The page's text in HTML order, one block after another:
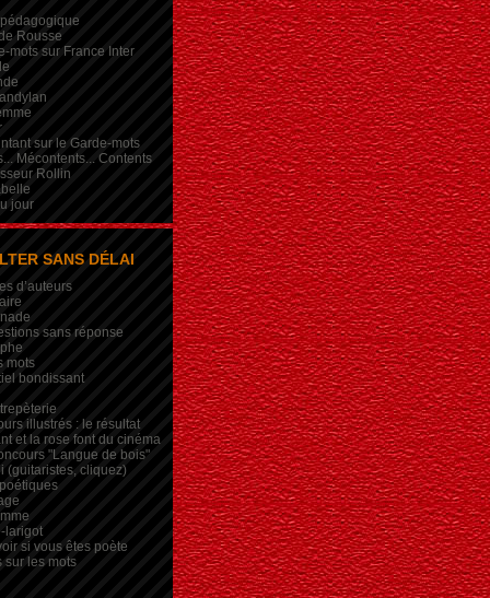
Rousse
mots sur France Inter
sur le Garde-mots
Mécontents... Contents
Rollin
jour
SANS DÉLAI
d’auteurs
sans réponse
mots
bondissant
illustrés : le résultat
et la rose font du cinéma
"Langue de bois"
(guitaristes, cliquez)
larigot
si vous êtes poète
sur les mots